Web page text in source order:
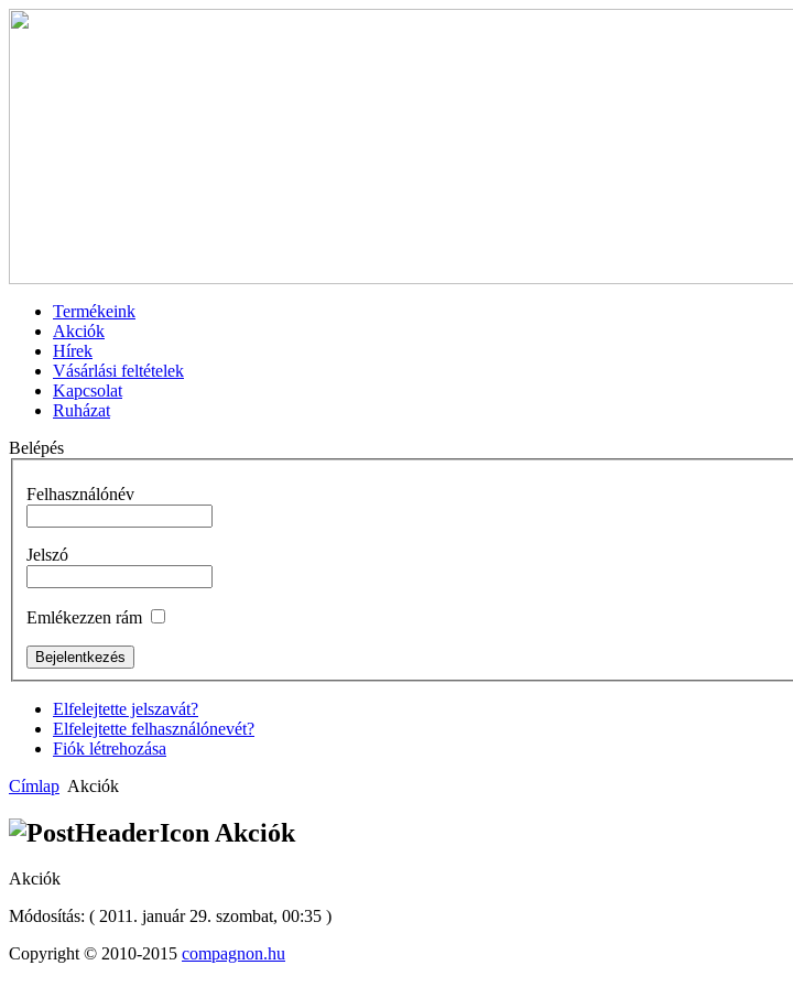
Termékeink
Akciók
Hírek
Vásárlási feltételek
Kapcsolat
Ruházat
Belépés
Felhasználónév
Jelszó
Emlékezzen rám
Elfelejtette jelszavát?
Elfelejtette felhasználónevét?
Fiók létrehozása
Címlap Akciók
Akciók
Akciók
Módosítás: ( 2011. január 29. szombat, 00:35 )
Copyright © 2010-2015 compagnon.hu